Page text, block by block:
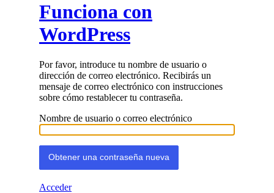
Funciona con
WordPress
Por favor, introduce tu nombre de usuario o
dirección de correo electrónico. Recibirás un
mensaje de correo electrónico con instrucciones
sobre cómo restablecer tu contraseña.
Nombre de usuario o correo electrónico
Acceder